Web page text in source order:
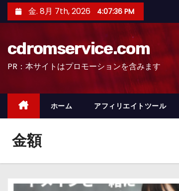
ン
ッ
金. 8月 7th, 2026 4:07:37 PM
cdromservice.com
PR：本サイトはプロモーションを含みます
ホーム アフィリエイトツール
金額